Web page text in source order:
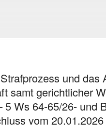
und das
samt gerichtlicher
5 Ws 64-65/26- und
vom